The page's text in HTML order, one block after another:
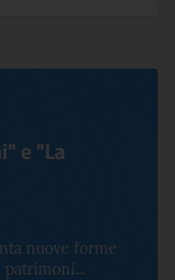
e "La
nuove forme